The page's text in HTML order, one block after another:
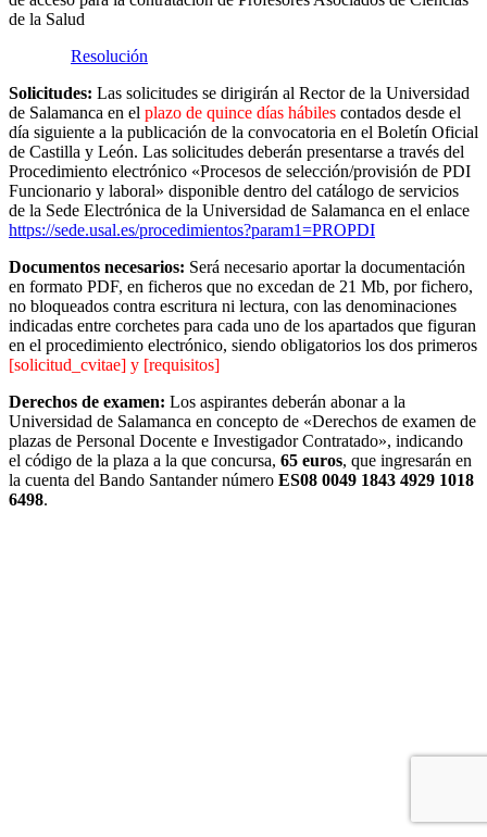
de la Salud
Resolución
Solicitudes: Las solicitudes se dirigirán al Rector de la Universidad
de Salamanca en el plazo de quince días hábiles contados desde el
día siguiente a la publicación de la convocatoria en el Boletín Oficial
de Castilla y León. Las solicitudes deberán presentarse a través del
Procedimiento electrónico «Procesos de selección/provisión de PDI
Funcionario y laboral» disponible dentro del catálogo de servicios
de la Sede Electrónica de la Universidad de Salamanca en el enlace
https://sede.usal.es/procedimientos?param1=PROPDI
Documentos necesarios: Será necesario aportar la documentación
en formato PDF, en ficheros que no excedan de 21 Mb, por fichero,
no bloqueados contra escritura ni lectura, con las denominaciones
indicadas entre corchetes para cada uno de los apartados que figuran
en el procedimiento electrónico, siendo obligatorios los dos primeros
[solicitud_cvitae] y [requisitos]
Derechos de examen: Los aspirantes deberán abonar a la
Universidad de Salamanca en concepto de «Derechos de examen de
plazas de Personal Docente e Investigador Contratado», indicando
el código de la plaza a la que concursa, 65 euros, que ingresarán en
la cuenta del Bando Santander número ES08 0049 1843 4929 1018
6498.